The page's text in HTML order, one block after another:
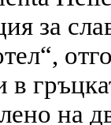
за
в
на